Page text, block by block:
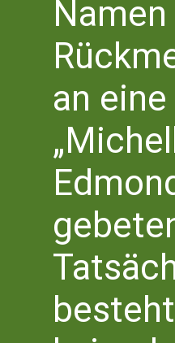
Kalender
T 0228 –
an eine
besteht